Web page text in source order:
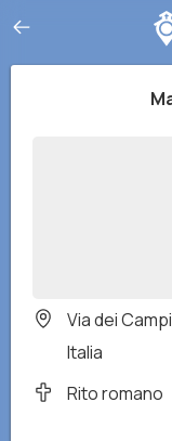
Via dei
Italia
Rito romano